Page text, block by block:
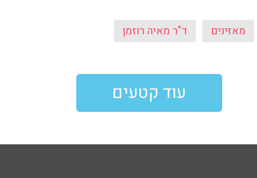
מאזינים ד"ר מאיה רוזמן
עוד קטעים